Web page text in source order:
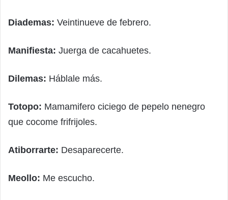
Diademas: Veintinueve de febrero.
Manifiesta: Juerga de cacahuetes.
Dilemas: Háblale más.
Totopo: Mamamifero ciciego de pepelo nenegro
que cocome frifrijoles.
Atiborrarte: Desaparecerte.
Meollo: Me escucho.